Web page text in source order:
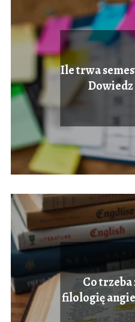
Ile trwa
Co trzeba
filologię